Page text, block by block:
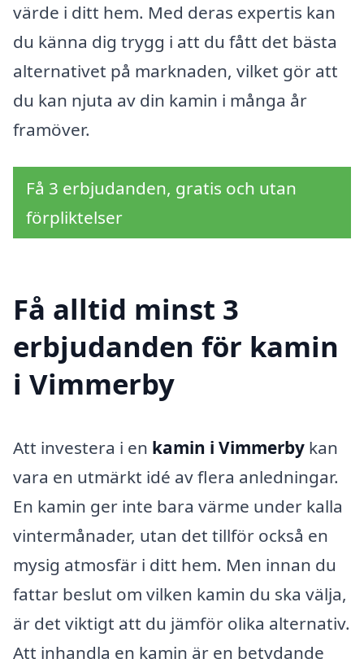
värde i ditt hem. Med deras expertis kan
du känna dig trygg i att du fått det bästa
alternativet på marknaden, vilket gör att
du kan njuta av din kamin i många år
framöver.
Få 3 erbjudanden, gratis och utan
förpliktelser
Få alltid minst 3
erbjudanden för kamin
i Vimmerby
Att investera i en kamin i Vimmerby kan
vara en utmärkt idé av flera anledningar.
En kamin ger inte bara värme under kalla
vintermånader, utan det tillför också en
mysig atmosfär i ditt hem. Men innan du
fattar beslut om vilken kamin du ska välja,
är det viktigt att du jämför olika alternativ.
Att inhandla en kamin är en betydande